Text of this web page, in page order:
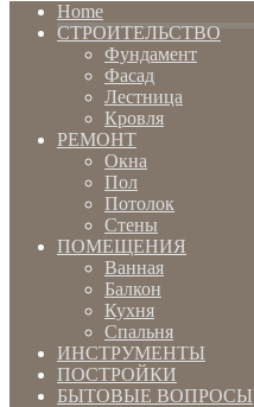
Home
СТРОИТЕЛЬСТВО
Фундамент
Фасад
Лестница
Кровля
РЕМОНТ
Окна
Пол
Потолок
Стены
ПОМЕЩЕНИЯ
Ванная
Балкон
Кухня
Спальня
ИНСТРУМЕНТЫ
ПОСТРОЙКИ
БЫТОВЫЕ ВОПРОСЫ